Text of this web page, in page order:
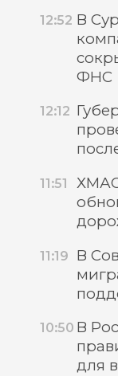
12:52 В
ФНС
12:12
11:51
11:19 В
10:50 В
для